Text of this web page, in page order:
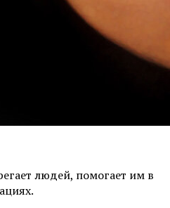
людей, помогает им в